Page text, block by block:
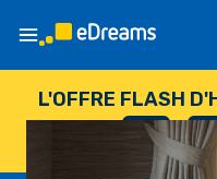
L'OFFRE FLASH
--
JOURS
: